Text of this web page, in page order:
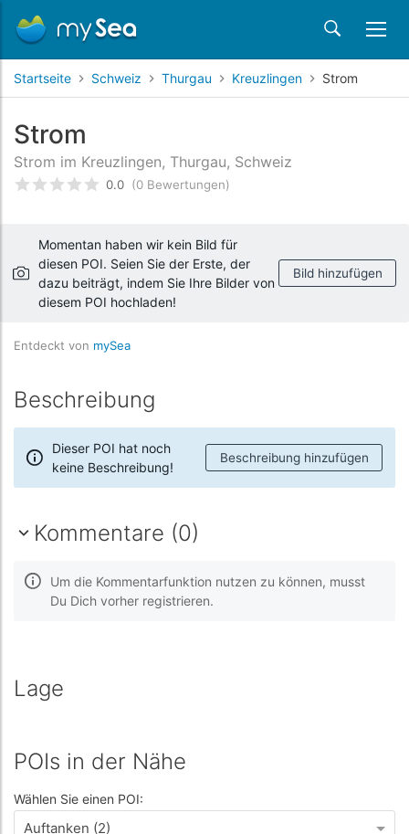
Startseite Schweiz Thurgau Kreuzlingen Strom
Strom
Strom im Kreuzlingen, Thurgau, Schweiz
bewertet0 /5 beyogen auf
0.0 (0 Bewertungen)
Momentan haben wir kein Bild für
diesen POI. Seien Sie der Erste, der
dazu beiträgt, indem Sie Ihre Bilder von
diesem POI hochladen!
Bild hinzufügen
Entdeckt von mySea
Beschreibung
Dieser POI hat noch
keine Beschreibung!
Beschreibung hinzufügen
Kommentare (0)
Um die Kommentarfunktion nutzen zu können, musst
Du Dich vorher registrieren.
Lage
POIs in der Nähe
Wählen Sie einen POI:
Auftanken (2)